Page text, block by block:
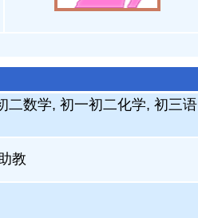
二数学, 初一初二化学, 初三语
教